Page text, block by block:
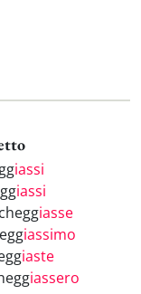
iassi
iassi
iasse
iassimo
iaste
iassero